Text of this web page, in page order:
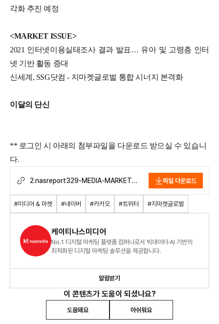
각화 추진 예정
<MARKET ISSUE>
2021 인터넷이용실태조사 결과 발표… 유아 및 고령층 인터
넷 기반 활동 증대
신세계, SSG닷컴 - 지마켓글로벌 통합 시너지 본격화
이달의 단신
** 로그인 시 아래의 첨부파일을 다운로드 받으실 수 있습니
다.
2.nasreport329-MEDIA-MARKET-
파일 다운로드
#미디어 & 마켓 #네이버 #카카오 #트위터 #지마켓글로벌
케이티나스미디어
No.1 디지털 마케팅 플랫폼 컴퍼니로서 빅데이터·AI 기반의
최적화된 디지털 마케팅 솔루션을 제공합니다.
알림받기
이 콘텐츠가 도움이 되셨나요?
도움돼요 아쉬워요